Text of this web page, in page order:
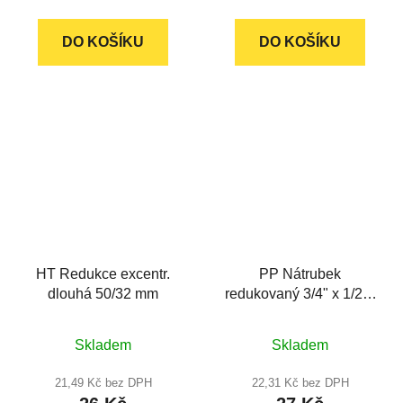
DO KOŠÍKU DO KOŠÍKU
HT Redukce excentr.
dlouhá 50/32 mm
Skladem
21,49 Kč bez DPH
PP Nátrubek
redukovaný 3/4" x 1/2" -
Skladem
22,31 Kč bez DPH